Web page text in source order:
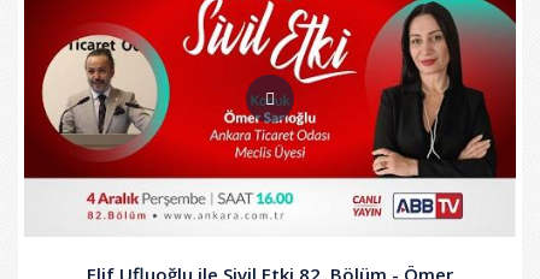
Elif Ufluoğlu ile Sivil Etki 82. Bölüm - Ömer